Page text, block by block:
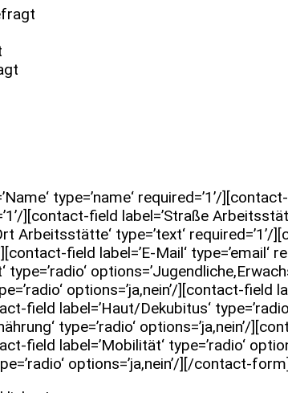
type=’name‘ required=’1’/
][contact-field label=’Straße
Arbeitsstätte‘ type=’text‘
field label=’E-Mail‘ type=’email‘
options=’ja,nein’/][contact-field
field label=’Haut/Dekubitus‘
type=’radio‘ options=’ja,nein’/
field label=’Mobilität‘ type=’radio‘
options=’ja,nein’/][/contact-form]